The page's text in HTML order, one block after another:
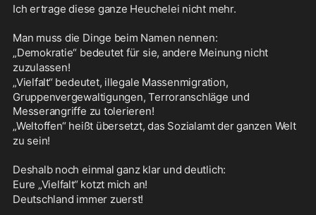
Ich ertrage diese ganze Heuchelei nicht mehr.
Man muss die Dinge beim Namen nennen:
„Demokratie“ bedeutet für sie, andere Meinung nicht
zuzulassen!
„Vielfalt“ bedeutet, illegale Massenmigration,
Gruppenvergewaltigungen, Terroranschläge und
Messerangriffe zu tolerieren!
„Weltoffen“ heißt übersetzt, das Sozialamt der ganzen Welt
zu sein!
Deshalb noch einmal ganz klar und deutlich:
Eure „Vielfalt“ kotzt mich an!
Deutschland immer zuerst!